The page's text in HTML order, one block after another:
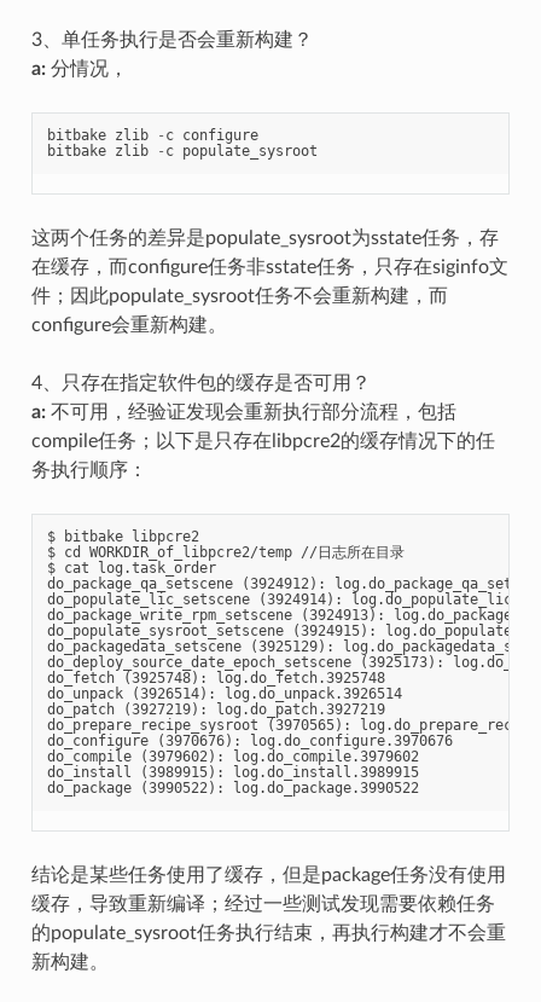
3、单任务执行是否会重新构建？
a:分情况，
bitbake zlib - c configure
bitbake zlib - c populate_sysroot
这两个任务的差异是populate_sysroot为sstate任务，存
在缓存，而configure任务非sstate任务，只存在siginfo文
件；因此populate_sysroot任务不会重新构建，而
configure会重新构建。
4、只存在指定软件包的缓存是否可用？
a:不可用，经验证发现会重新执行部分流程，包括
compile任务；以下是只存在libpcre2的缓存情况下的任
务执行顺序：
$ bitbake libpcre2
$ cd WORKDIR_of_libpcre2/temp //日志所在目录
$ cat log.task_order
do_package_qa_setscene (3924912):
do_populate_lic_setscene (3924914):
do_package_write_rpm_setscene (3924913):
do_populate_sysroot_setscene (3924915):
do_packagedata_setscene (3925129):
do_deploy_source_date_epoch_setscene (3925173):
do_fetch (3925748): log.do_fetch.3925748
do_unpack (3926514): log.do_unpack.3926514
do_patch (3927219): log.do_patch.3927219
do_prepare_recipe_sysroot (3970565):
do_configure (3970676): log.do_configure.3970676
do_compile (3979602): log.do_compile.3979602
do_install (3989915): log.do_install.3989915
do_package (3990522): log.do_package.3990522
结论是某些任务使用了缓存，但是package任务没有使用
缓存，导致重新编译；经过一些测试发现需要依赖任务
的populate_sysroot任务执行结束，再执行构建才不会重
新构建。